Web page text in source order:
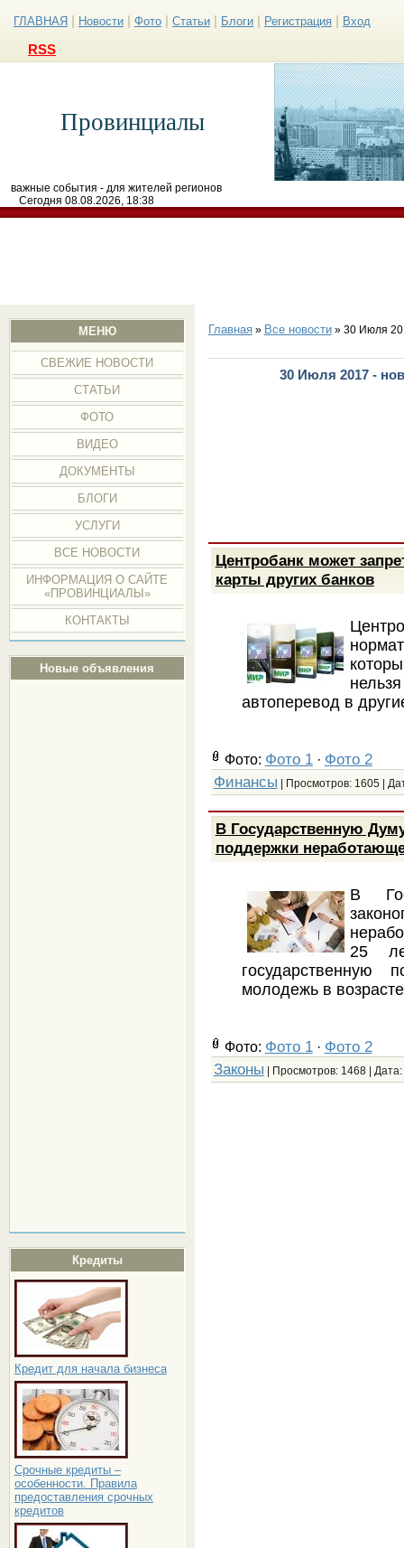
ГЛАВНАЯ Новости Фото Статьи Блоги Регистрация Вход
RSS
Провинциалы
важные события - для жителей регионов
Сегодня 08.08.2026, 18:38
МЕНЮ
СВЕЖИЕ НОВОСТИ
СТАТЬИ
ФОТО
ВИДЕО
ДОКУМЕНТЫ
БЛОГИ
УСЛУГИ
ВСЕ НОВОСТИ
ИНФОРМАЦИЯ О САЙТЕ
«ПРОВИНЦИАЛЫ»
КОНТАКТЫ
Новые объявления
Кредиты
Кредит для начала бизнеса
Срочные кредиты –
особенности. Правила
предоставления срочных
кредитов
Главная» Все новости» 30 Июля
30 Июля 2017 -
Центробанк может
карты других банков
автоперевод в
Фото: Фото 1· Фото 2
Финансы | Просмотров: 1605 |
В Государственную
поддержки
В
25
государственную
молодежь в
Фото: Фото 1· Фото 2
Законы | Просмотров: 1468 | Дата: